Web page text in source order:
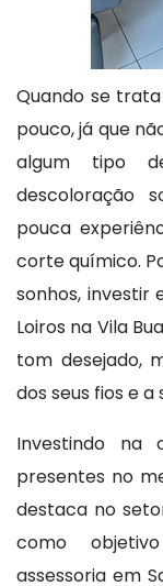
Quando se
pouco, já que
algum tipo
descoloração
pouca
corte químico.
sonhos, investir
Loiros na Vila
tom desejado,
dos seus fios e a
Investindo na
presentes no
destaca no
como
assessoria em